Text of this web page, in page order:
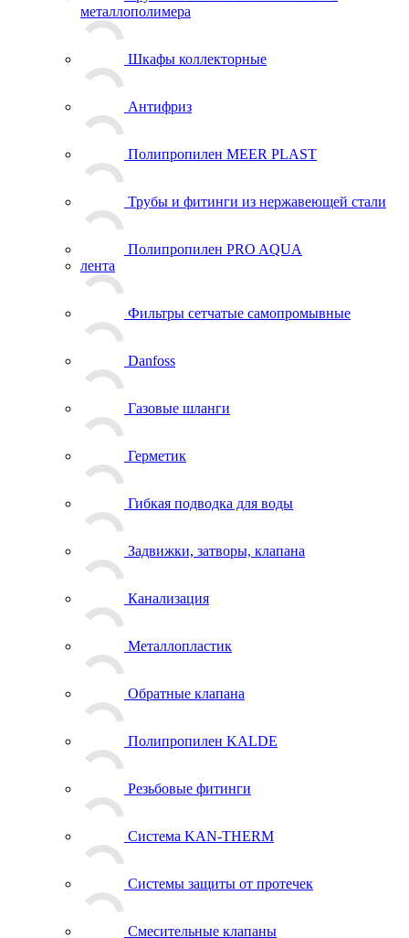
металлополимера
Шкафы коллекторные
Антифриз
Полипропилен MEER PLAST
Трубы и фитинги из нержавеющей стали
Полипропилен PRO AQUA
лента
Фильтры сетчатые самопромывные
Danfoss
Газовые шланги
Герметик
Гибкая подводка для воды
Задвижки, затворы, клапана
Канализация
Металлопластик
Обратные клапана
Полипропилен KALDE
Резьбовые фитинги
Система KAN-THERM
Системы защиты от протечек
Смесительные клапаны